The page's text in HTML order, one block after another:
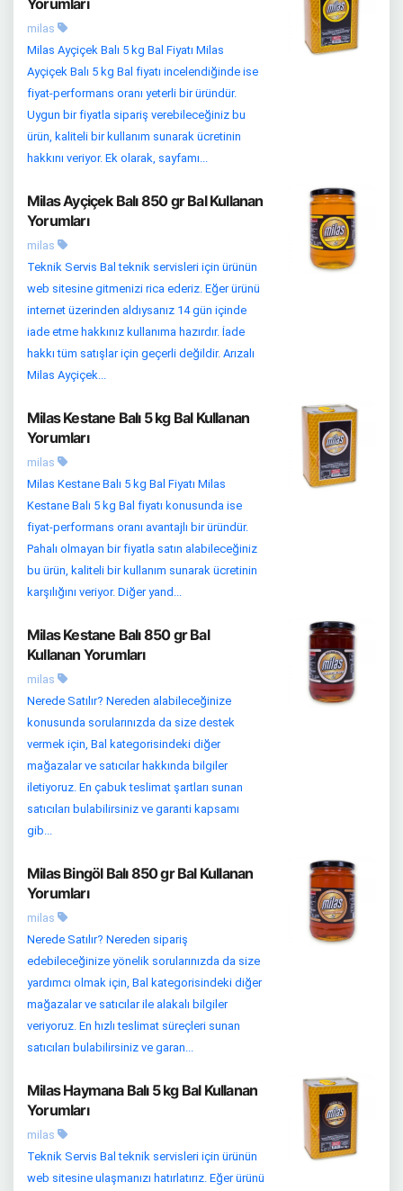
milas
Milas Ayçiçek Balı 5 kg Bal Fiyatı Milas
Ayçiçek Balı 5 kg Bal fiyatı incelendiğinde ise
fiyat-performans oranı yeterli bir üründür.
Uygun bir fiyatla sipariş verebileceğiniz bu
ürün, kaliteli bir kullanım sunarak ücretinin
hakkını veriyor. Ek olarak, sayfamı...
Milas Ayçiçek Balı 850 gr Bal Kullanan
Yorumları
milas
Teknik Servis Bal teknik servisleri için ürünün
web sitesine gitmenizi rica ederiz. Eğer ürünü
internet üzerinden aldıysanız 14 gün içinde
iade etme hakkınız kullanıma hazırdır. İade
hakkı tüm satışlar için geçerli değildir. Arızalı
Milas Ayçiçek...
Milas Kestane Balı 5 kg Bal Kullanan
Yorumları
milas
Milas Kestane Balı 5 kg Bal Fiyatı Milas
Kestane Balı 5 kg Bal fiyatı konusunda ise
fiyat-performans oranı avantajlı bir üründür.
Pahalı olmayan bir fiyatla satın alabileceğiniz
bu ürün, kaliteli bir kullanım sunarak ücretinin
karşılığını veriyor. Diğer yand...
Milas Kestane Balı 850 gr Bal
Kullanan Yorumları
milas
Nerede Satılır? Nereden alabileceğinize
konusunda sorularınızda da size destek
vermek için, Bal kategorisindeki diğer
mağazalar ve satıcılar hakkında bilgiler
iletiyoruz. En çabuk teslimat şartları sunan
satıcıları bulabilirsiniz ve garanti kapsamı
gib...
Milas Bingöl Balı 850 gr Bal Kullanan
Yorumları
milas
Nerede Satılır? Nereden sipariş
edebileceğinize yönelik sorularınızda da size
yardımcı olmak için, Bal kategorisindeki diğer
mağazalar ve satıcılar ile alakalı bilgiler
veriyoruz. En hızlı teslimat süreçleri sunan
satıcıları bulabilirsiniz ve garan...
Milas Haymana Balı 5 kg Bal Kullanan
Yorumları
milas
Teknik Servis Bal teknik servisleri için ürünün
web sitesine ulaşmanızı hatırlatırız. Eğer ürünü